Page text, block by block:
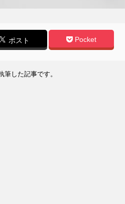
ポスト Pocket
した記事です。